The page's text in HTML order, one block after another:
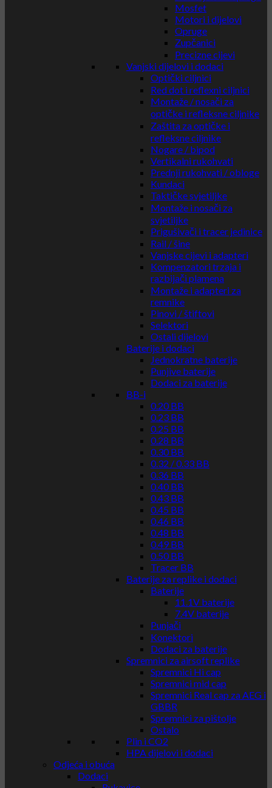
Mosfet
Motori i dijelovi
Opruge
Zupčanici
Precizne cijevi
Vanjski dijelovi i dodaci
Optički ciljnici
Red dot i reflexni ciljnici
Montaže / nosači za
optičke i refleksne ciljnike
Zaštita za optičke i
refleksne ciljnike
Nogare / bipod
Vertikalni rukohvati
Prednji rukohvati / obloge
Kundaci
Taktičke svjetiljke
Montaže i nosači za
svjetiljke
Prigušivači i tracer jedinice
Rail / šine
Vanjske cijevi i adapteri
Kompenzatori trzaja i
razbijači plamena
Montaže i adapteri za
remnike
Pinovi / štiftovi
Selektori
Ostali dijelovi
Baterije i dodaci
Jednokratne baterije
Punjive baterije
Dodaci za baterije
BB-i
0.20 BB
0.23 BB
0.25 BB
0.28 BB
0.30 BB
0.32 / 0.33 BB
0.36 BB
0.40 BB
0.43 BB
0.45 BB
0.46 BB
0.48 BB
0.49 BB
0.50 BB
Tracer BB
Baterije za replike i dodaci
Baterije
11.1V baterije
7.4V baterije
Punjači
Konektori
Dodaci za baterije
Spremnici za airsoft replike
Spremnici Hi cap
Spremnici mid cap
Spremnici Real cap za AEG i
GBBR
Spremnici za pištolje
Ostalo
Plin i CO2
HPA dijelovi i dodaci
Odjeća i obuća
Dodaci